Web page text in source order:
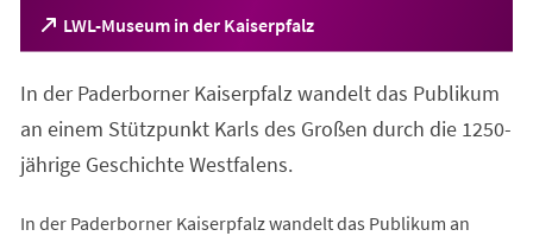
LWL-Museum in der Kaiserpfalz
(Öffnet
in
neuen
Tab)
In der Paderborner Kaiserpfalz wandelt das Publikum
an einem Stützpunkt Karls des Großen durch die 1250-
jährige Geschichte Westfalens.
In der Paderborner Kaiserpfalz wandelt das Publikum an